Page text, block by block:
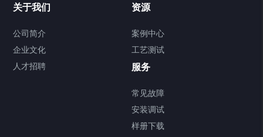
关于我们
公司简介
企业文化
人才招聘
资源
案例中心
工艺测试
服务
常见故障
安装调试
样册下载